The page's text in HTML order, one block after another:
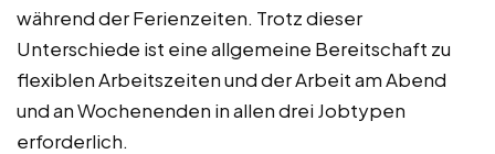
während der Ferienzeiten. Trotz dieser
Unterschiede ist eine allgemeine Bereitschaft zu
flexiblen Arbeitszeiten und der Arbeit am Abend
und an Wochenenden in allen drei Jobtypen
erforderlich.